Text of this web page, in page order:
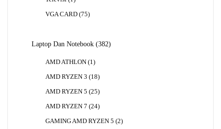
VGA CARD 7575
Laptop Dan Notebook 382382
AMD ATHLON 1 1
AMD RYZEN 3
1818
AMD RYZEN 5 2525
AMD RYZEN 7 2424
GAMING AMD RYZEN 5 22